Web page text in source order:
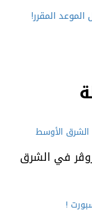
روڤر في الشرق